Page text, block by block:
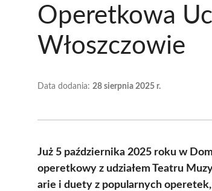
Operetkowa
Włoszczowie
Data dodania: 28 sierpnia 2025 r.
Już 5 października 2025 roku w
operetkowy z udziałem Teatru
arie i duety z popularnych operetek,